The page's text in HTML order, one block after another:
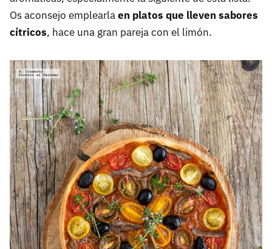
Os aconsejo emplearlaen platos que lleven sabores
cítricos, hace una gran pareja con el limón.